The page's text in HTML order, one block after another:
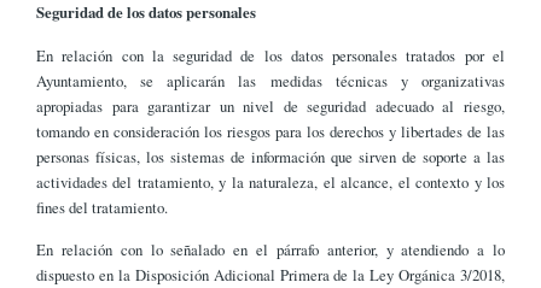
Seguridad de los datos personales
En relación con la seguridad de los datos personales tratados por el
Ayuntamiento, se aplicarán las medidas técnicas y organizativas
apropiadas para garantizar un nivel de seguridad adecuado al riesgo,
tomando en consideración los riesgos para los derechos y libertades de las
personas físicas, los sistemas de información que sirven de soporte a las
actividades del tratamiento, y la naturaleza, el alcance, el contexto y los
fines del tratamiento.
En relación con lo señalado en el párrafo anterior, y atendiendo a lo
dispuesto en la Disposición Adicional Primera de la Ley Orgánica 3/2018,